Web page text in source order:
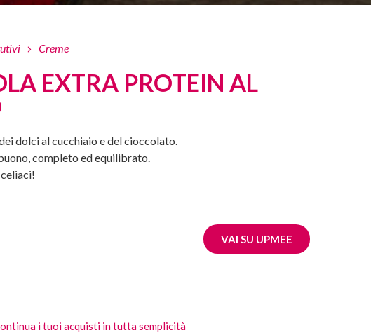
Creme
EXTRA PROTEIN AL
dolci al cucchiaio e del cioccolato.
completo ed equilibrato.
VAI SU UPMEE
i tuoi acquisti in tutta semplicità